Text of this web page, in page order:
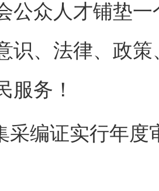
公众人才铺垫
识、法律、政
服务！
采编证实行年度